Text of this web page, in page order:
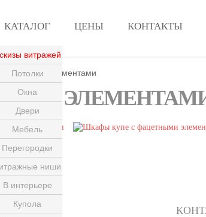
КАТАЛОГ
витражей
Потолки
Окна
Двери
Мебель
Перегородки
ниши
В интерьере
Купола
ЦЕНЫ КОНТАКТЫ
элементами